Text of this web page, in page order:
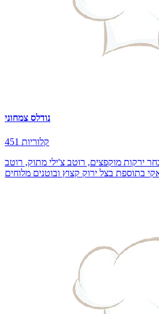
נודלס צמחוני
451 קלוריות
ירקות מוקפצים, רוטב צ'ילי מתוק, רוטב
בתוספת בצל ירוק קצוץ ובוטנים מלוחים